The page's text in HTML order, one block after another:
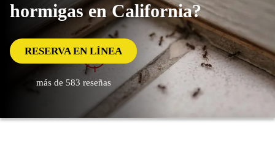
hormigas en California?
RESERVA EN LÍNEA
más de 583 reseñas